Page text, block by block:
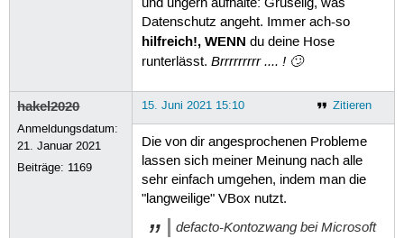
und ungern aufhalte: Gruselig, was
Datenschutz angeht. Immer ach-so
hilfreich!, WENN du deine Hose
runterlässt. Brrrrrrrrr .... ! 🙄
hakel2020
Anmeldungsdatum:
21. Januar 2021
Beiträge: 1169
Zitieren
15. Juni 2021 15:10
Die von dir angesprochenen Probleme
lassen sich meiner Meinung nach alle
sehr einfach umgehen, indem man die
"langweilige" VBox nutzt.
defacto-Kontozwang bei Microsoft